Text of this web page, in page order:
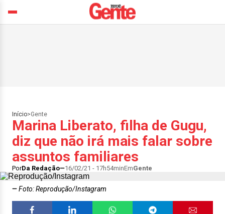
Início>Gente
Marina Liberato, filha de Gugu,
diz que não irá mais falar sobre
assuntos familiares
PorDa Redação 16/02/21 - 17h54minEmGente
Foto: Reprodução/Instagram